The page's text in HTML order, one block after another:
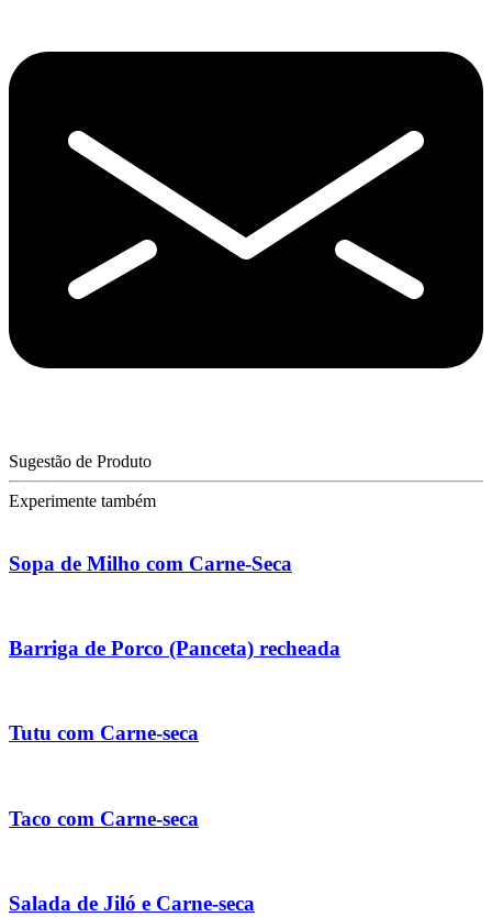
Sugestão de Produto
Experimente também
Sopa de Milho com Carne-Seca
Barriga de Porco (Panceta) recheada
Tutu com Carne-seca
Taco com Carne-seca
Salada de Jiló e Carne-seca